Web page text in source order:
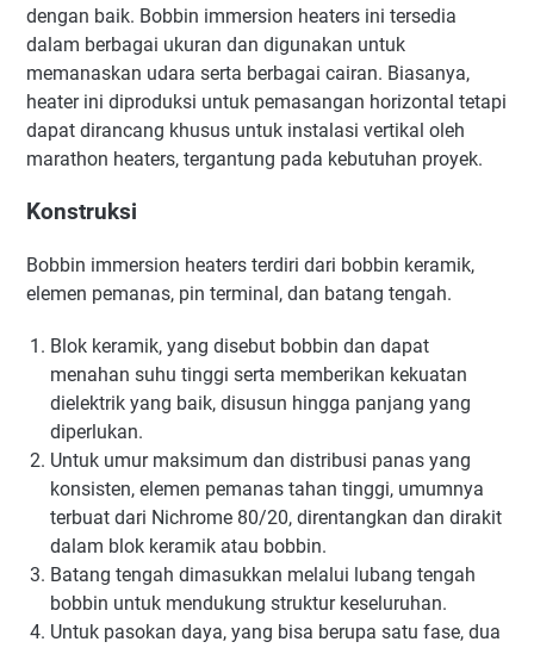
dengan baik. Bobbin immersion heaters ini tersedia
dalam berbagai ukuran dan digunakan untuk
memanaskan udara serta berbagai cairan. Biasanya,
heater ini diproduksi untuk pemasangan horizontal tetapi
dapat dirancang khusus untuk instalasi vertikal oleh
marathon heaters, tergantung pada kebutuhan proyek.
Konstruksi
Bobbin immersion heaters terdiri dari bobbin keramik,
elemen pemanas, pin terminal, dan batang tengah.
Blok keramik, yang disebut bobbin dan dapat
menahan suhu tinggi serta memberikan kekuatan
dielektrik yang baik, disusun hingga panjang yang
diperlukan.
Untuk umur maksimum dan distribusi panas yang
konsisten, elemen pemanas tahan tinggi, umumnya
terbuat dari Nichrome 80/20, direntangkan dan dirakit
dalam blok keramik atau bobbin.
Batang tengah dimasukkan melalui lubang tengah
bobbin untuk mendukung struktur keseluruhan.
Untuk pasokan daya, yang bisa berupa satu fase, dua